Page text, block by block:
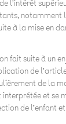
l’intérêt
notamment
à la mise en
fait suite à un
de
de la
et se
de l’enfant